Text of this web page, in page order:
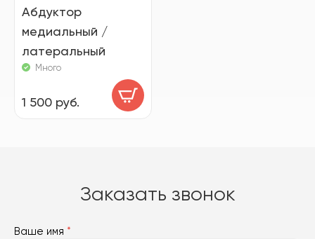
Абдуктор
медиальный /
латеральный
Много
1 500 руб.
Заказать звонок
Ваше имя *